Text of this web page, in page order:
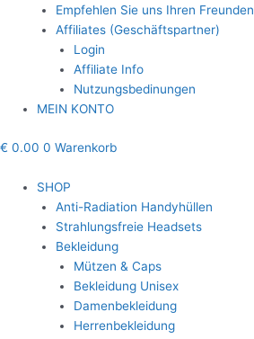
Empfehlen Sie uns Ihren Freunden
Affiliates (Geschäftspartner)
Login
Affiliate Info
Nutzungsbedinungen
MEIN KONTO
€ 0.00 0 Warenkorb
SHOP
Anti-Radiation Handyhüllen
Strahlungsfreie Headsets
Bekleidung
Mützen & Caps
Bekleidung Unisex
Damenbekleidung
Herrenbekleidung